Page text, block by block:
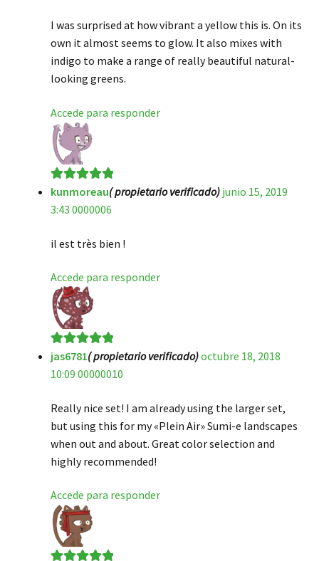
I was surprised at how vibrant a yellow this is. On its
own it almost seems to glow. It also mixes with
indigo to make a range of really beautiful natural-
looking greens.
Accede para responder
Valorado en5
de 5
kunmoreau( propietario verificado) junio 15, 2019
3:43 0000006
il est très bien !
Accede para responder
Valorado en5
de 5
jas6781( propietario verificado)octubre 18, 2018
10:09 00000010
Really nice set! I am already using the larger set,
but using this for my «Plein Air» Sumi-e landscapes
when out and about. Great color selection and
highly recommended!
Accede para responder